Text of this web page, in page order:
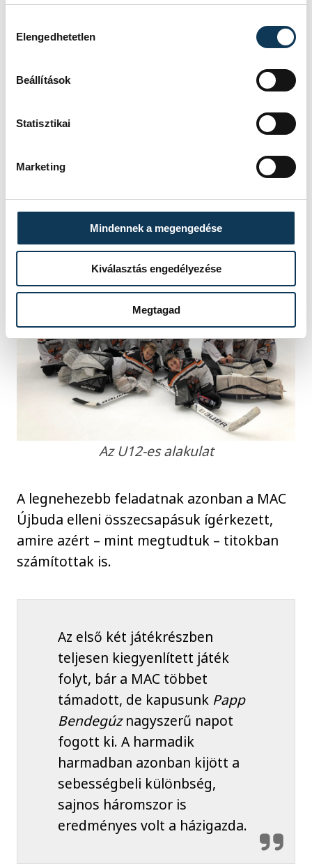
Elengedhetetlen
Beállítások
Statisztikai
Marketing
Mindennek a megengedése
Kiválasztás engedélyezése
Megtagad
A nagyobbak második fővárosi túrája a
KSI-hez vezetett, ahol ismét a veszprémiek
diktáltak gyorsabb, valamint
összeszedettebb játékot. A kékek egyetlen
góljára a Jéglovagok öttel válaszoltak:egy
pillanatig sem volt veszélyben a fölényük.
Az U12-es alakulat
A legnehezebb feladatnak azonban a MAC
Újbuda elleni összecsapásuk ígérkezett,
amire azért – mint megtudtuk – titokban
számítottak is.
Az első két játékrészben
teljesen kiegyenlített játék
folyt, bár a MAC többet
támadott, de kapusunk Papp
Bendegúznagyszerű napot
fogott ki. A harmadik
harmadban azonban kijött a
sebességbeli különbség,
sajnos háromszor is
eredményes volt a házigazda.